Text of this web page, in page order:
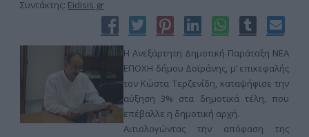
Συντάκτης: Eidisis.gr
Η Ανεξάρτητη Δημοτική Παράταξη ΝΕΑ
ΕΠΟΧΗ δήμου Δοϊράνης, μ’ επικεφαλής
τον Κώστα Τερζενίδη, καταψήφισε την
αύξηση 3% στα δημοτικά τέλη, που
επέβαλλε η δημοτική αρχή.
Αιτιολογώντας την απόφαση της